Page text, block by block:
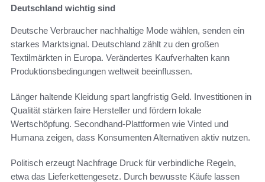
Deutschland wichtig sind
Deutsche Verbraucher nachhaltige Mode wählen, senden ein
starkes Marktsignal. Deutschland zählt zu den großen
Textilmärkten in Europa. Verändertes Kaufverhalten kann
Produktionsbedingungen weltweit beeinflussen.
Länger haltende Kleidung spart langfristig Geld. Investitionen in
Qualität stärken faire Hersteller und fördern lokale
Wertschöpfung. Secondhand-Plattformen wie Vinted und
Humana zeigen, dass Konsumenten Alternativen aktiv nutzen.
Politisch erzeugt Nachfrage Druck für verbindliche Regeln,
etwa das Lieferkettengesetz. Durch bewusste Käufe lassen